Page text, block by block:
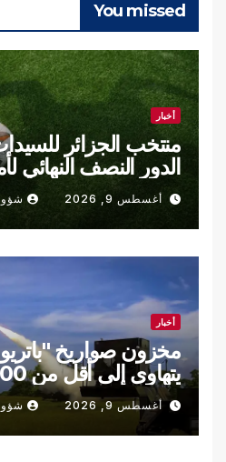
You missed
أخبار
منتخب الجزائر
الدور النصف النهائي
مقعده في مونديال 2027
أغسطس 9, 2026
أخبار
مخزون صواريخ
يتهاوى إلى أقل من 1700 – إعلام
أغسطس 9, 2026